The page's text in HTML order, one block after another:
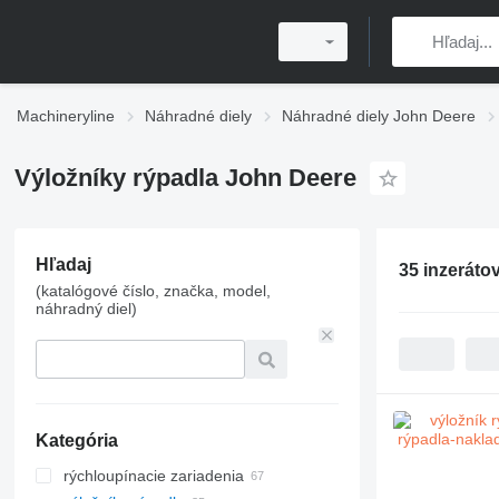
Machineryline Náhradné diely Náhradné diely John Deere
Výložníky rýpadla John Deere
Hľadaj
(katalógové číslo, značka, model,
náhradný diel)
Kategória
rýchloupínacie zariadenia
35